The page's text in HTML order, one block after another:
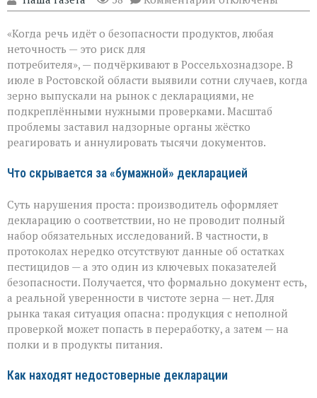
записи
под
Ростовской
области
вскрыли
массовые
нарушения
декларирования
«Когда речь идёт о безопасности продуктов, любая
неточность — это риск для
потребителя», — подчёркивают в Россельхознадзоре. В
июле в Ростовской области выявили сотни случаев, когда
зерно выпускали на рынок с декларациями, не
подкреплёнными нужными проверками. Масштаб
проблемы заставил надзорные органы жёстко
реагировать и аннулировать тысячи документов.
Что скрывается за «бумажной» декларацией
Суть нарушения проста: производитель оформляет
декларацию о соответствии, но не проводит полный
набор обязательных исследований. В частности, в
протоколах нередко отсутствуют данные об остатках
пестицидов — а это один из ключевых показателей
безопасности. Получается, что формально документ есть,
а реальной уверенности в чистоте зерна — нет. Для
рынка такая ситуация опасна: продукция с неполной
проверкой может попасть в переработку, а затем — на
полки и в продукты питания.
Как находят недостоверные декларации